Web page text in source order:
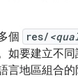
個
res/
如要建立不
言地區組合